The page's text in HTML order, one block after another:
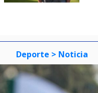
Deporte > Noticia